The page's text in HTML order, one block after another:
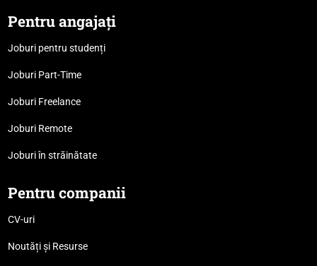
Pentru angajați
Joburi pentru studenți
Joburi Part-Time
Joburi Freelance
Joburi Remote
Joburi în străinătate
Pentru companii
CV-uri
Noutăți și Resurse